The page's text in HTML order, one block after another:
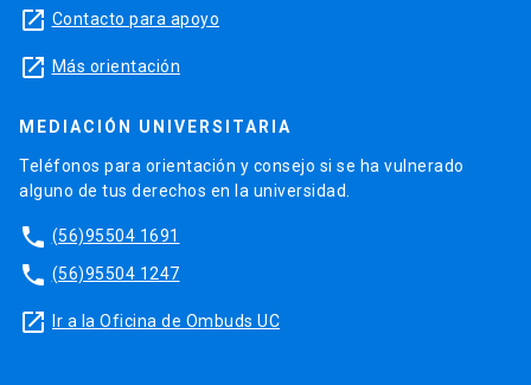
launch Contacto para apoyo
launch Más orientación
MEDIACIÓN UNIVERSITARIA
Teléfonos para orientación y consejo si se ha vulnerado
alguno de tus derechos en la universidad.
phone (56)95504 1691
phone (56)95504 1247
launch Ir a la Oficina de Ombuds UC